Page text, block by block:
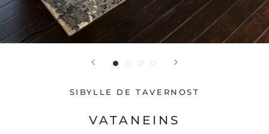
SIBYLLE DE TAVERNOST
VATANEINS